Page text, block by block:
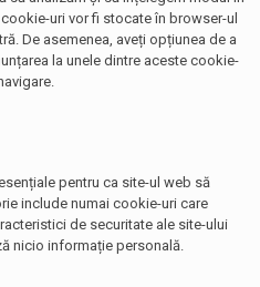
uri vor fi stocate în browser-ul
De asemenea, aveți opțiunea de a
la unele dintre aceste cookie-
pentru ca site-ul web să
include numai cookie-uri care
de securitate ale site-ului
nicio informație personală.